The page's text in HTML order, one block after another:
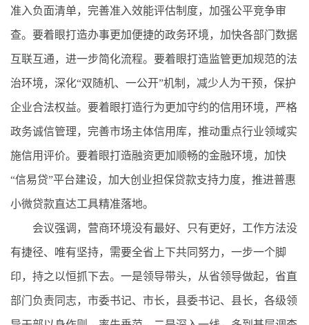
准入负面清单，完善准入效能评估制度，加强公平竞争审
查。要着眼打造办事更加便捷的政务环境，加快各部门数据
互联互通，进一步简化流程。要着眼打造监管更加规范的法
治环境，深化“双随机、一公开”机制，减少人为干预，保护
企业合法权益。要着眼打造行为更加守约的信用环境，严格
政务诚信管理，完善市场主体信用库，推动重点行业领域实
施信用评价。要着眼打造融资更加顺畅的金融环境，加快
“信易贷”平台建设，加大创业担保贷款支持力度，推进普惠
小微贷款直达工具精准落地。
会议强调，营商环境没有最好、只有更好，工作方法没
有捷径、唯有坚持，需要全省上下共同努力，一步一个脚
印，持之以恒抓下去。一是领导带头，从省领导做起，省直
部门负责同志，市委书记、市长，县委书记、县长，各级领